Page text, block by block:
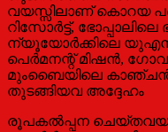
വയസ്സിലാണ് കൊറയ
റിസോർട്ട്,
ന്യൂയോർക്കിലെ
പെർമനന്റ് മിഷൻ,
മുംബൈയിലെ
തുടങ്ങിയവ അദ്ദേഹം
രൂപകൽപ്പന